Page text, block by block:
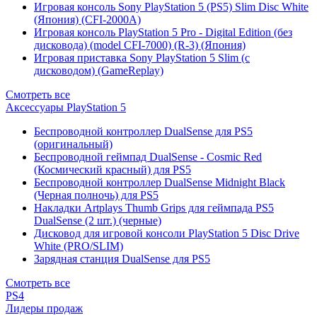
Игровая консоль Sony PlayStation 5 (PS5) Slim Disc White
(Япония) (CFI-2000A)
Игровая консоль PlayStation 5 Pro - Digital Edition (без
дисковода) (model CFI-7000) (R-3) (Япония)
Игровая приставка Sony PlayStation 5 Slim (с
дисководом) (GameReplay)
Смотреть все
Аксессуары PlayStation 5
Беспроводной контроллер DualSense для PS5
(оригинальный)
Беспроводной геймпад DualSense - Cosmic Red
(Космический красный) для PS5
Беспроводной контроллер DualSense Midnight Black
(Черная полночь) для PS5
Накладки Artplays Thumb Grips для геймпада PS5
DualSense (2 шт.) (черные)
Дисковод для игровой консоли PlayStation 5 Disc Drive
White (PRO/SLIM)
Зарядная станция DualSense для PS5
Смотреть все
PS4
Лидеры продаж